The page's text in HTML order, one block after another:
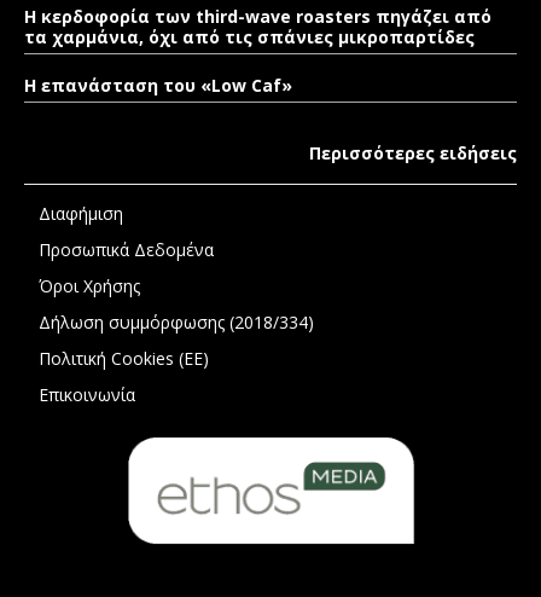
Η κερδοφορία των third-wave roasters πηγάζει από
τα χαρμάνια, όχι από τις σπάνιες μικροπαρτίδες
Η επανάσταση του «Low Caf»
Περισσότερες ειδήσεις
Διαφήμιση
Προσωπικά Δεδομένα
Όροι Χρήσης
Δήλωση συμμόρφωσης (2018/334)
Πολιτική Cookies (ΕΕ)
Επικοινωνία